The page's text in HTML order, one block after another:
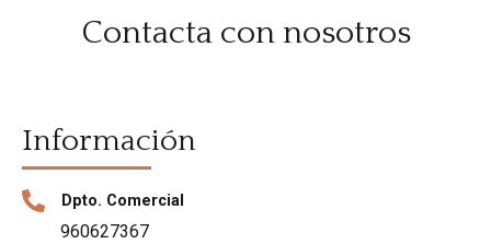
Contacta con nosotros
Información
Dpto. Comercial
960627367